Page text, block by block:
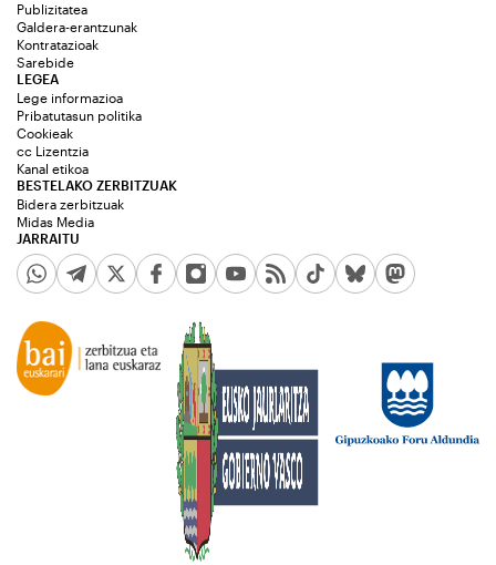
Publizitatea
Galdera-erantzunak
Kontratazioak
Sarebide
JARRAITU
LEGEA
Lege informazioa
Pribatutasun politika
Cookieak
cc Lizentzia
Kanal etikoa
BESTELAKO ZERBITZUAK
Bidera zerbitzuak
Midas Media